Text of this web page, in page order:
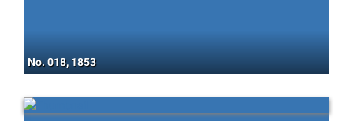
No. 018, 1853